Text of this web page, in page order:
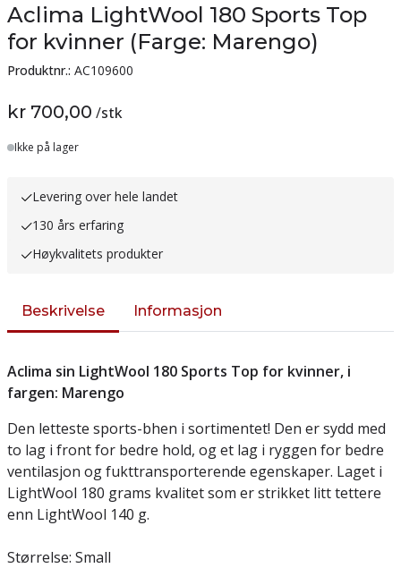
Aclima LightWool 180 Sports Top
for kvinner (Farge: Marengo)
Produktnr.: AC109600
kr 700,00 /stk
Lager
Ikke på lager
Levering over hele landet
130 års erfaring
Høykvalitets produkter
Beskrivelse Informasjon
Aclima sin LightWool 180 Sports Top for kvinner, i
fargen: Marengo
Den letteste sports-bhen i sortimentet! Den er sydd med
to lag i front for bedre hold, og et lag i ryggen for bedre
ventilasjon og fukttransporterende egenskaper. Laget i
LightWool 180 grams kvalitet som er strikket litt tettere
enn LightWool 140 g.
Størrelse: Small